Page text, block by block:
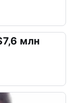
млн